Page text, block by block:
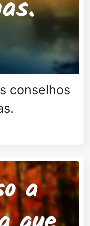
conselhos